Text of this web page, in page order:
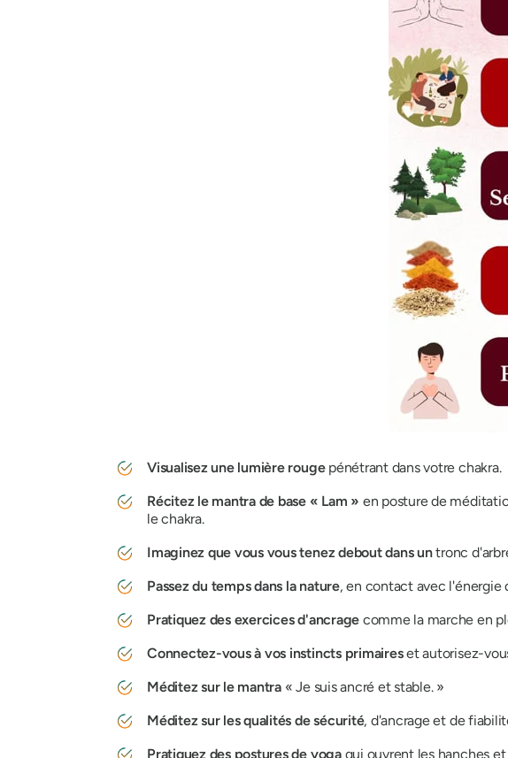
Visualisez une lumière rougepénétrant dans votre chakra.
Récitez le mantra de base « Lam » en posture de
le chakra.
Imaginez que vous vous tenez debout dans untronc
Passez du temps dans la nature, en contact avec l'énergie
Pratiquez des exercices d'ancrage comme la marche en
Connectez-vous à vos instincts primaireset autorisez-
Méditezsur le mantra« Je suis ancré et stable. »
Méditez sur les qualités de sécurité, d'ancrage et de
Pratiquez des postures de yogaqui ouvrent les hanches